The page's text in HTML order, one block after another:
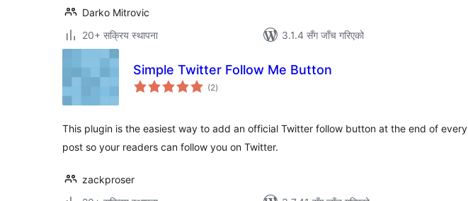
Darko Mitrovic
20+ सक्रिय स्थापना
3.1.4 सँग जाँच गरिएको
Simple Twitter Follow Me Button
(2कुल
रेटिङ्गहरू
)
This plugin is the easiest way to add an official Twitter follow button at the end of every
post so your readers can follow you on Twitter.
zackproser